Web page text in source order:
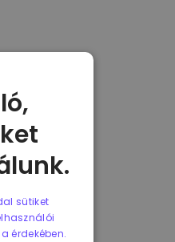
sütiket
érdekében.